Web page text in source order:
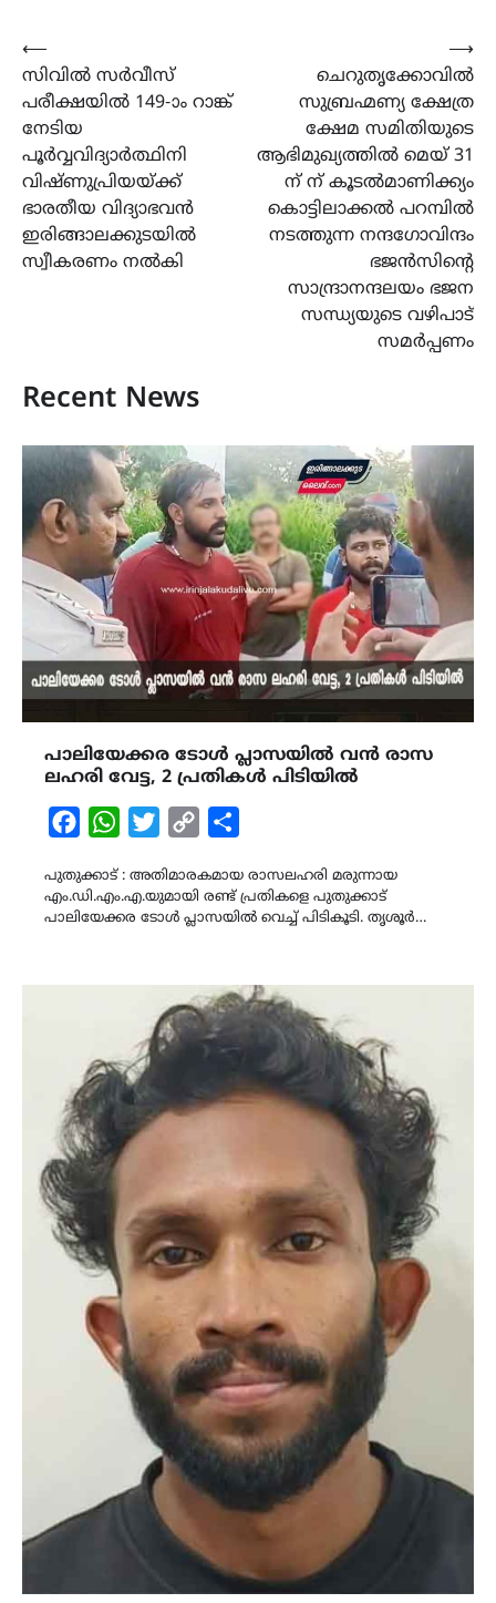
Post
navigation
⟵
സിവിൽ സർവീസ്
പരീക്ഷയിൽ 149-ാം റാങ്ക്
നേടിയ
പൂർവ്വവിദ്യാർത്ഥിനി
വിഷ്ണുപ്രിയയ്ക്ക്
ഭാരതീയ വിദ്യാഭവൻ
ഇരിങ്ങാലക്കുടയിൽ
സ്വീകരണം നൽകി
ചെറുതൃക്കോവിൽ
സുബ്രഹ്മണ്യ ക്ഷേത്ര
ക്ഷേമ സമിതിയുടെ
ആഭിമുഖ്യത്തിൽ മെയ് 31
ന് ന് കൂടൽമാണിക്ക്യം
കൊട്ടിലാക്കൽ പറമ്പിൽ
നടത്തുന്ന നന്ദഗോവിന്ദം
ഭജൻസിന്റെ
സാന്ദ്രാനന്ദലയം ഭജന
സന്ധ്യയുടെ വഴിപാട്
സമർപ്പണം
⟶
Recent News
പാലിയേക്കര ടോൾ പ്ലാസയിൽ വൻ രാസ
ലഹരി വേട്ട, 2 പ്രതികൾ പിടിയിൽ
FacebookWhatsAppTwitterCopy
പുതുക്കാട് : അതിമാരകമായ രാസലഹരി മരുന്നായ
എം.ഡി.എം.എ.യുമായി രണ്ട് പ്രതികളെ പുതുക്കാട്
പാലിയേക്കര ടോൾ പ്ലാസയിൽ വെച്ച് പിടികൂടി. തൃശൂർ…